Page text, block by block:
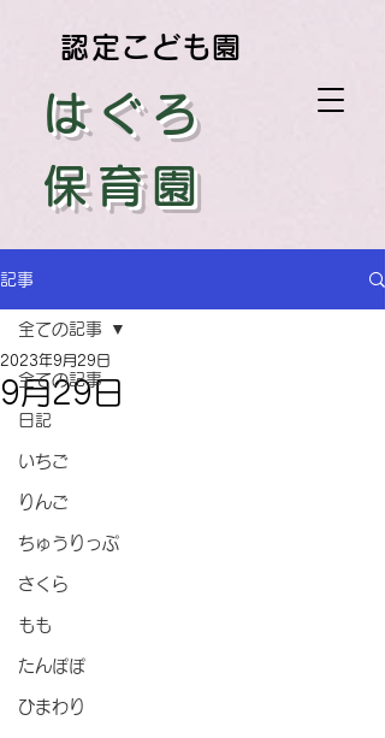
はぐろ
保育園
認定こども園
記事
全ての記事
日記
いちご
りんご
ちゅうりっぷ
さくら
もも
たんぽぽ
ひまわり
全ての記事
9月29日
2023年9月29日